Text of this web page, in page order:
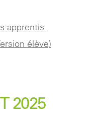
apprentis
élève)
2025